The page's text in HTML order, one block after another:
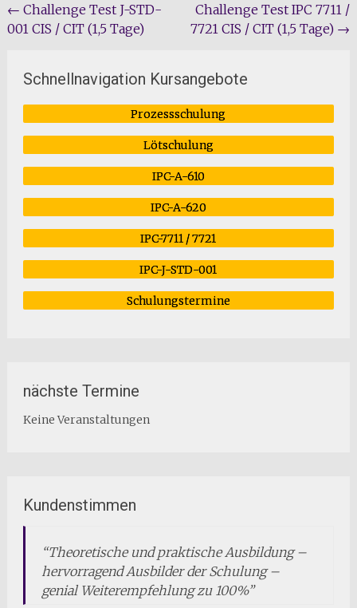
Beitragsnavigation
← Challenge Test J-STD-
001 CIS / CIT (1,5 Tage)
Challenge Test IPC 7711 /
7721 CIS / CIT (1,5 Tage) →
Schnellnavigation Kursangebote
Prozessschulung
Lötschulung
IPC-A-610
IPC-A-620
IPC-7711 / 7721
IPC-J-STD-001
Schulungstermine
nächste Termine
Keine Veranstaltungen
Kundenstimmen
Theoretische und praktische Ausbildung –
hervorragend Ausbilder der Schulung –
genial Weiterempfehlung zu 100%